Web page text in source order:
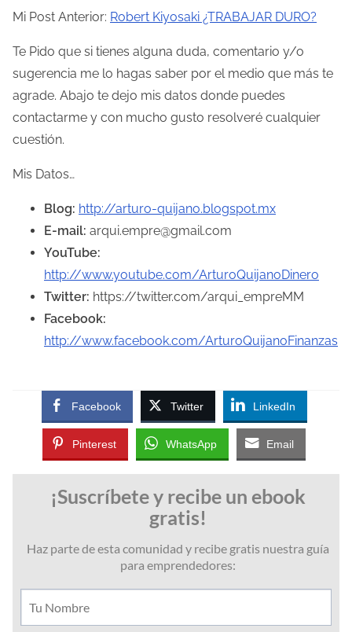
Mi Post Anterior: Robert Kiyosaki ¿TRABAJAR DURO?
Te Pido que si tienes alguna duda, comentario y/o
sugerencia me lo hagas saber por el medio que más te
agrade. Abajo te dejo mis datos donde puedes
contactarme y con mucho gusto resolveré cualquier
cuestión.
Mis Datos…
Blog: http://arturo-quijano.blogspot.mx
E-mail: arqui.empre@gmail.com
YouTube:
http://www.youtube.com/ArturoQuijanoDinero
Twitter: https://twitter.com/arqui_empreMM
Facebook:
http://www.facebook.com/ArturoQuijanoFinanzas
Facebook Twitter LinkedIn
Pinterest WhatsApp Email